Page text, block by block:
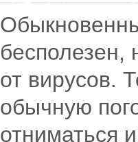
бесполезен,
от вирусов.
обычную
отниматься